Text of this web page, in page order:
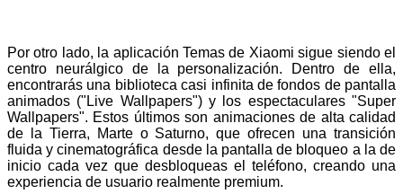
Por otro lado, la aplicación Temas de Xiaomi sigue siendo el
centro neurálgico de la personalización. Dentro de ella,
encontrarás una biblioteca casi infinita de fondos de pantalla
animados ("Live Wallpapers") y los espectaculares "Super
Wallpapers". Estos últimos son animaciones de alta calidad
de la Tierra, Marte o Saturno, que ofrecen una transición
fluida y cinematográfica desde la pantalla de bloqueo a la de
inicio cada vez que desbloqueas el teléfono, creando una
experiencia de usuario realmente premium.